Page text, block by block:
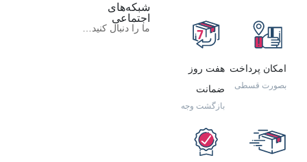
امکان پرداخت
بصورت قسطی
هفت روز
ضمانت
بازگشت وجه
شبکه‌های
اجتماعی
ما را دنبال کنید…